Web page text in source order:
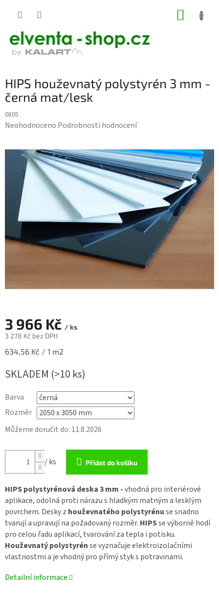
HIPS houževnatý polystyrén 3 mm -
černá mat/lesk
0805
Průměrné
produktu
hvězdiček.
Neohodnoceno Podrobnosti hodnocení
3 966 Kč / ks
3 278 Kč bez DPH
Měrná
634,56 Kč / 1 m2
SKLADEM (>10 ks)
Barva
Rozměr
Můžeme doručit do: 11.8.2026
/ ks Přidat do košíku
HIPS polystyrénová deska 3 mm -vhodná pro interiérové
aplikace, odolná proti nárazu s hladkým matným a lesklým
povrchem. Desky z houževnatého polystyrénuse snadno
tvarují a upravují na požadovaný rozměr. HIPSse výborně hodí
pro celou řadu aplikací, tvarování za tepla i potisku.
Houževnatý polystyrénse vyznačuje elektroizolačními
vlastnostmi a je vhodný pro přímý styk s potravinami.
Detailní informace